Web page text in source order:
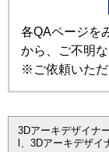
各QAページを
から、ご不明
※ご依頼いただ
3Dアーキデザイナ
l、3Dアーキデザイ